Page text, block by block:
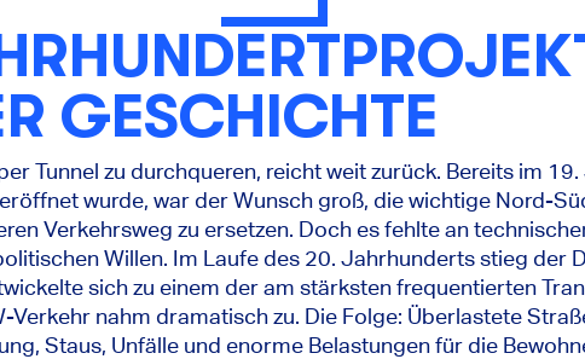
GESCHICHTE
Tunnel zu durchqueren, reicht weit zurück. Bereits im
wurde, war der Wunsch groß, die wichtige Nord-
Verkehrsweg zu ersetzen. Doch es fehlte an
Willen. Im Laufe des 20. Jahrhunderts stieg der
sich zu einem der am stärksten frequentierten
Verkehr nahm dramatisch zu. Die Folge: Überlastete
Staus, Unfälle und enorme Belastungen für die